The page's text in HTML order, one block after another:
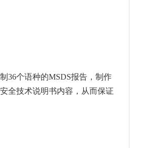
36个语种的MSDS报告，制作
全技术说明书内容，从而保证